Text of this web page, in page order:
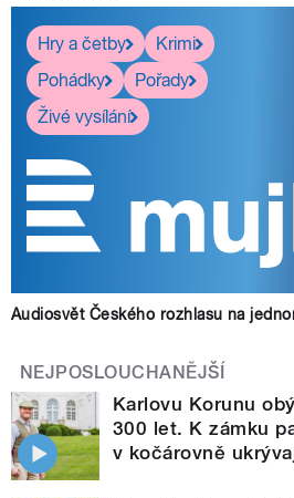
Hry a četby
Krimi
Pohádky
Pořady
Živé vysílání
Audiosvět Českého rozhlasu na
NEJPOSLOUCHANĚJŠÍ
Karlovu Korunu
300 let. K zámku
v kočárovně